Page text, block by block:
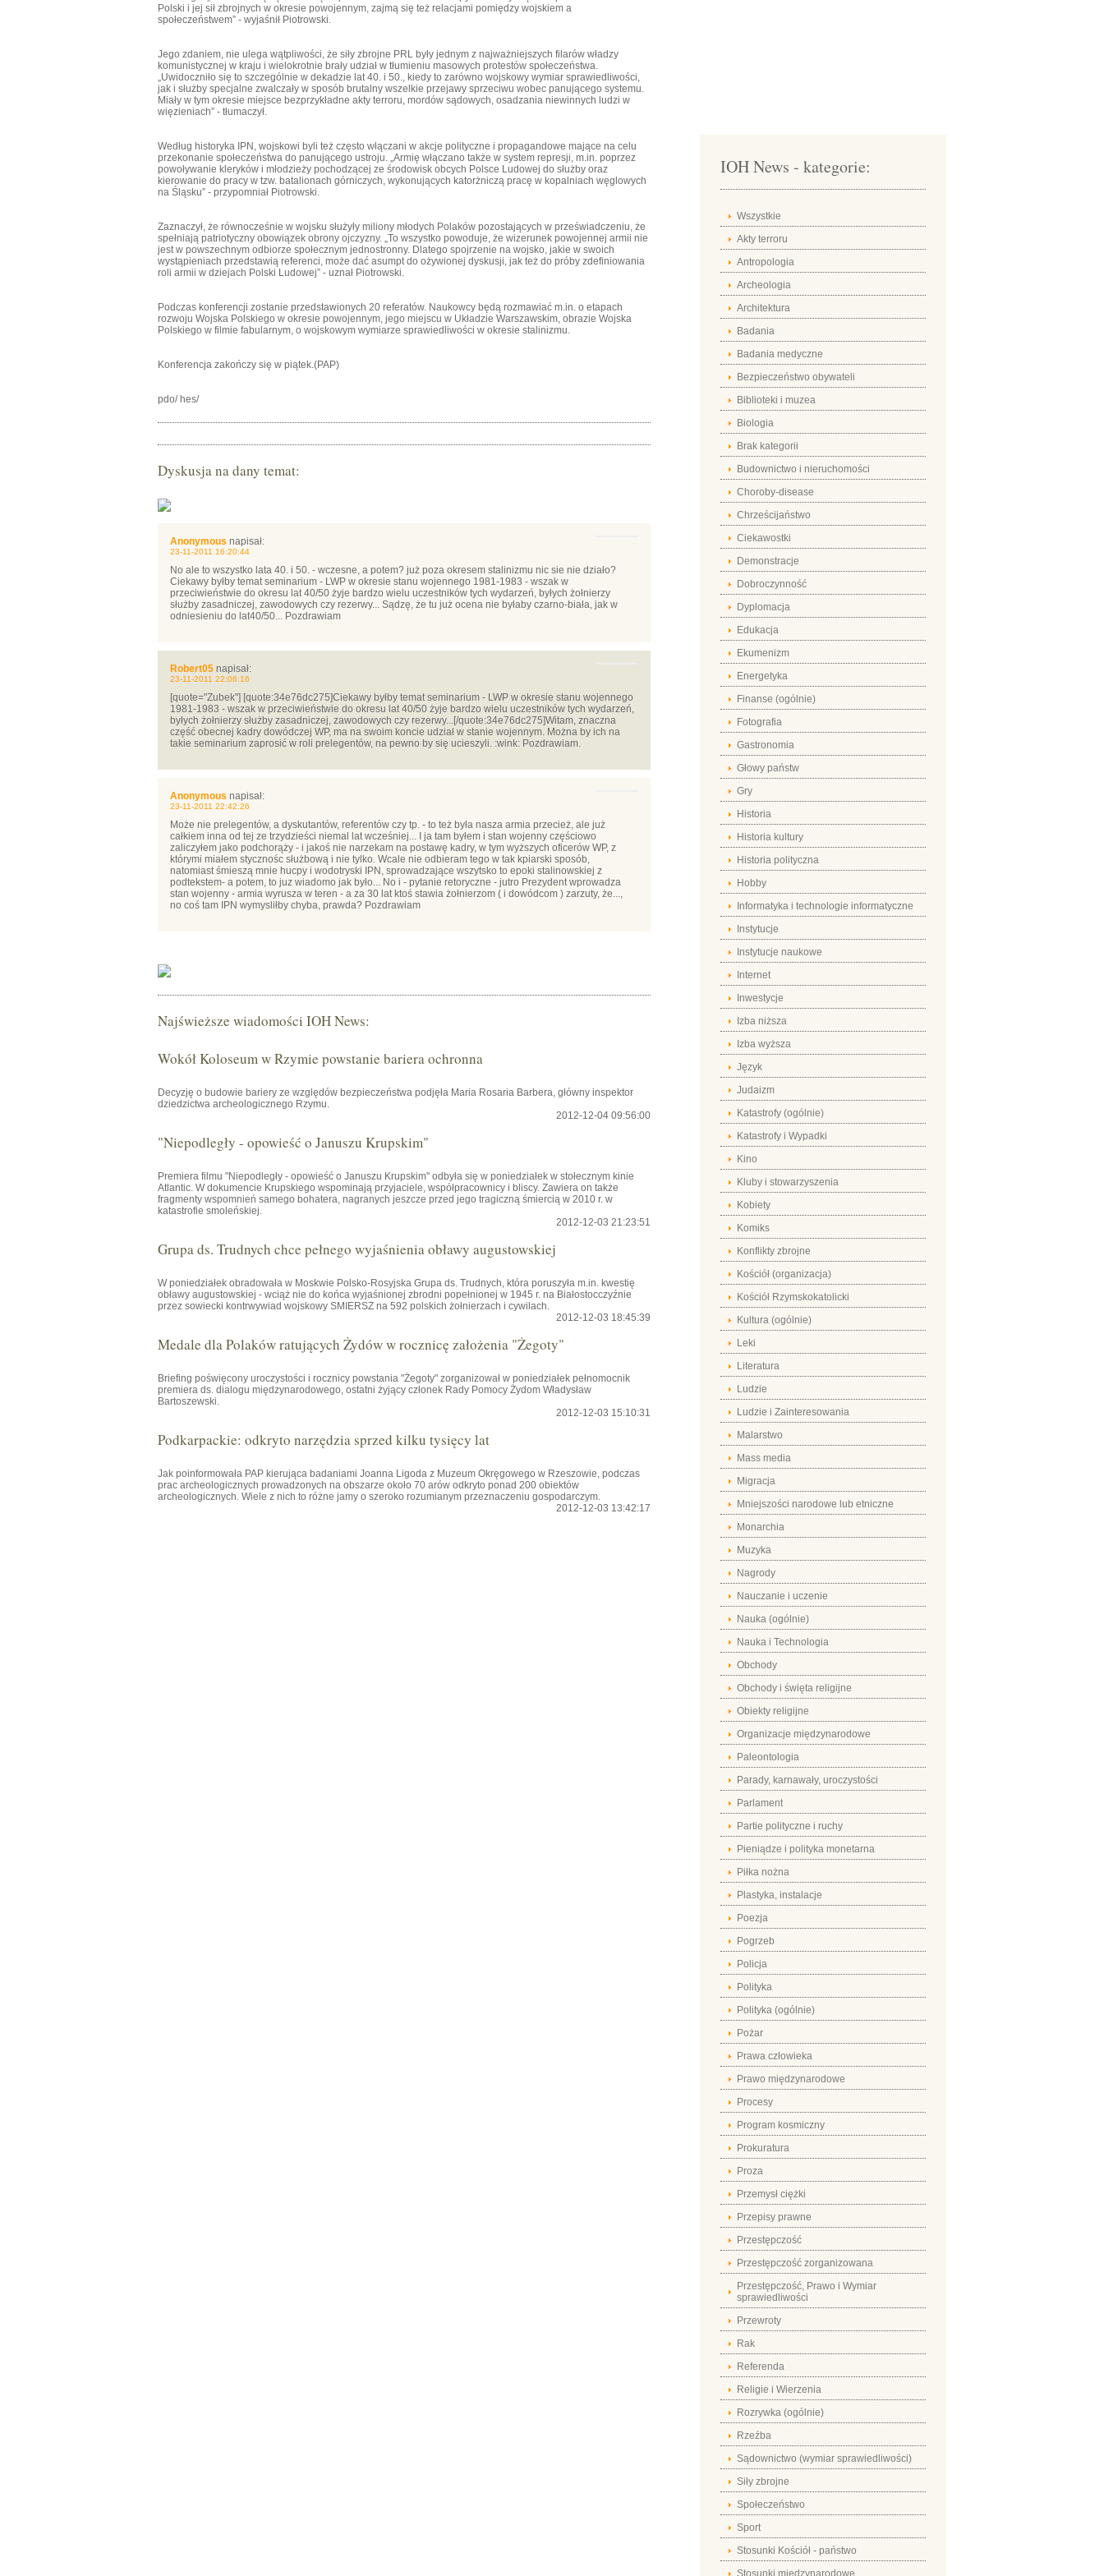
Polski i jej sił zbrojnych w okresie powojennym, zajmą się też relacjami pomiędzy wojskiem a
społeczeństwem” - wyjaśnił Piotrowski.
Jego zdaniem, nie ulega wątpliwości, że siły zbrojne PRL były jednym z najważniejszych filarów władzy
komunistycznej w kraju i wielokrotnie brały udział w tłumieniu masowych protestów społeczeństwa.
„Uwidoczniło się to szczególnie w dekadzie lat 40. i 50., kiedy to zarówno wojskowy wymiar sprawiedliwości,
jak i służby specjalne zwalczały w sposób brutalny wszelkie przejawy sprzeciwu wobec panującego systemu.
Miały w tym okresie miejsce bezprzykładne akty terroru, mordów sądowych, osadzania niewinnych ludzi w
więzieniach” - tłumaczył.
Według historyka IPN, wojskowi byli też często włączani w akcje polityczne i propagandowe mające na celu
przekonanie społeczeństwa do panującego ustroju. „Armię włączano także w system represji, m.in. poprzez
powoływanie kleryków i młodzieży pochodzącej ze środowisk obcych Polsce Ludowej do służby oraz
kierowanie do pracy w tzw. batalionach górniczych, wykonujących katorżniczą pracę w kopalniach węglowych
na Śląsku” - przypomniał Piotrowski.
Zaznaczył, że równocześnie w wojsku służyły miliony młodych Polaków pozostających w przeświadczeniu, że
spełniają patriotyczny obowiązek obrony ojczyzny. „To wszystko powoduje, że wizerunek powojennej armii nie
jest w powszechnym odbiorze społecznym jednostronny. Dlatego spojrzenie na wojsko, jakie w swoich
wystąpieniach przedstawią referenci, może dać asumpt do ożywionej dyskusji, jak też do próby zdefiniowania
roli armii w dziejach Polski Ludowej” - uznał Piotrowski.
Podczas konferencji zostanie przedstawionych 20 referatów. Naukowcy będą rozmawiać m.in. o etapach
rozwoju Wojska Polskiego w okresie powojennym, jego miejscu w Układzie Warszawskim, obrazie Wojska
Polskiego w filmie fabularnym, o wojskowym wymiarze sprawiedliwości w okresie stalinizmu.
Konferencja zakończy się w piątek.(PAP)
pdo/ hes/
Dyskusja na dany temat:
Anonymous napisał:
23-11-2011 16:20:44
No ale to wszystko lata 40. i 50. - wczesne, a potem? już poza okresem stalinizmu nic sie nie działo?
Ciekawy byłby temat seminarium - LWP w okresie stanu wojennego 1981-1983 - wszak w
przeciwieństwie do okresu lat 40/50 żyje bardzo wielu uczestników tych wydarzeń, byłych żołnierzy
służby zasadniczej, zawodowych czy rezerwy... Sądzę, że tu już ocena nie byłaby czarno-biała, jak w
odniesieniu do lat40/50... Pozdrawiam
Robert05 napisał:
23-11-2011 22:06:16
[quote="Zubek"] [quote:34e76dc275]Ciekawy byłby temat seminarium - LWP w okresie stanu wojennego
1981-1983 - wszak w przeciwieństwie do okresu lat 40/50 żyje bardzo wielu uczestników tych wydarzeń,
byłych żołnierzy służby zasadniczej, zawodowych czy rezerwy...[/quote:34e76dc275]Witam, znaczna
część obecnej kadry dowódczej WP, ma na swoim koncie udział w stanie wojennym. Można by ich na
takie seminarium zaprosić w roli prelegentów, na pewno by się ucieszyli. :wink: Pozdrawiam.
Anonymous napisał:
23-11-2011 22:42:26
Może nie prelegentów, a dyskutantów, referentów czy tp. - to też była nasza armia przecież, ale już
całkiem inna od tej ze trzydzieści niemal lat wcześniej... I ja tam byłem i stan wojenny częściowo
zaliczyłem jako podchorąży - i jakoś nie narzekam na postawę kadry, w tym wyższych oficerów WP, z
którymi miałem stycznośc służbową i nie tylko. Wcale nie odbieram tego w tak kpiarski sposób,
natomiast śmieszą mnie hucpy i wodotryski IPN, sprowadzające wszytsko to epoki stalinowskiej z
podtekstem- a potem, to juz wiadomo jak było... No i - pytanie retoryczne - jutro Prezydent wprowadza
stan wojenny - armia wyrusza w teren - a za 30 lat ktoś stawia żołnierzom ( i dowódcom ) zarzuty, że...,
no coś tam IPN wymysliłby chyba, prawda? Pozdrawiam
Najświeższe wiadomości IOH News:
Wokół Koloseum w Rzymie powstanie bariera ochronna
Decyzję o budowie bariery ze względów bezpieczeństwa podjęła Maria Rosaria Barbera, główny inspektor
dziedzictwa archeologicznego Rzymu.
2012-12-04 09:56:00
"Niepodległy - opowieść o Januszu Krupskim"
Premiera filmu "Niepodległy - opowieść o Januszu Krupskim" odbyła się w poniedziałek w stołecznym kinie
Atlantic. W dokumencie Krupskiego wspominają przyjaciele, współpracownicy i bliscy. Zawiera on także
fragmenty wspomnień samego bohatera, nagranych jeszcze przed jego tragiczną śmiercią w 2010 r. w
katastrofie smoleńskiej.
2012-12-03 21:23:51
Grupa ds. Trudnych chce pełnego wyjaśnienia obławy augustowskiej
W poniedziałek obradowała w Moskwie Polsko-Rosyjska Grupa ds. Trudnych, która poruszyła m.in. kwestię
obławy augustowskiej - wciąż nie do końca wyjaśnionej zbrodni popełnionej w 1945 r. na Białostocczyźnie
przez sowiecki kontrwywiad wojskowy SMIERSZ na 592 polskich żołnierzach i cywilach.
2012-12-03 18:45:39
Medale dla Polaków ratujących Żydów w rocznicę założenia "Żegoty"
Briefing poświęcony uroczystości i rocznicy powstania "Żegoty" zorganizował w poniedziałek pełnomocnik
premiera ds. dialogu międzynarodowego, ostatni żyjący członek Rady Pomocy Żydom Władysław
Bartoszewski.
2012-12-03 15:10:31
Podkarpackie: odkryto narzędzia sprzed kilku tysięcy lat
Jak poinformowała PAP kierująca badaniami Joanna Ligoda z Muzeum Okręgowego w Rzeszowie, podczas
prac archeologicznych prowadzonych na obszarze około 70 arów odkryto ponad 200 obiektów
archeologicznych. Wiele z nich to różne jamy o szeroko rozumianym przeznaczeniu gospodarczym.
2012-12-03 13:42:17
IOH News - kategorie:
Wszystkie
Akty terroru
Antropologia
Archeologia
Architektura
Badania
Badania medyczne
Bezpieczeństwo obywateli
Biblioteki i muzea
Biologia
Brak kategorii
Budownictwo i nieruchomości
Choroby-disease
Chrześcijaństwo
Ciekawostki
Demonstracje
Dobroczynność
Dyplomacja
Edukacja
Ekumenizm
Energetyka
Finanse (ogólnie)
Fotografia
Gastronomia
Głowy państw
Gry
Historia
Historia kultury
Historia polityczna
Hobby
Informatyka i technologie informatyczne
Instytucje
Instytucje naukowe
Internet
Inwestycje
Izba niższa
Izba wyższa
Język
Judaizm
Katastrofy (ogólnie)
Katastrofy i Wypadki
Kino
Kluby i stowarzyszenia
Kobiety
Komiks
Konflikty zbrojne
Kościół (organizacja)
Kościół Rzymskokatolicki
Kultura (ogólnie)
Leki
Literatura
Ludzie
Ludzie i Zainteresowania
Malarstwo
Mass media
Migracja
Mniejszości narodowe lub etniczne
Monarchia
Muzyka
Nagrody
Nauczanie i uczenie
Nauka (ogólnie)
Nauka i Technologia
Obchody
Obchody i święta religijne
Obiekty religijne
Organizacje międzynarodowe
Paleontologia
Parady, karnawały, uroczystości
Parlament
Partie polityczne i ruchy
Pieniądze i polityka monetarna
Piłka nożna
Plastyka, instalacje
Poezja
Pogrzeb
Policja
Polityka
Polityka (ogólnie)
Pożar
Prawa człowieka
Prawo międzynarodowe
Procesy
Program kosmiczny
Prokuratura
Proza
Przemysł ciężki
Przepisy prawne
Przestępczość
Przestępczość zorganizowana
Przestępczość, Prawo i Wymiar
sprawiedliwości
Przewroty
Rak
Referenda
Religie i Wierzenia
Rozrywka (ogólnie)
Rzeźba
Sądownictwo (wymiar sprawiedliwości)
Siły zbrojne
Społeczeństwo
Sport
Stosunki Kościół - państwo
Stosunki międzynarodowe